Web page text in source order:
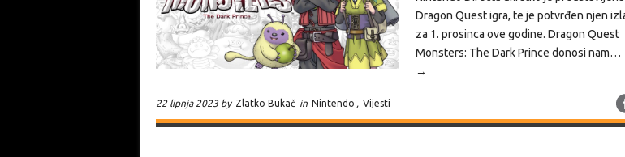
Dragon Quest igra, te je potvrđen njen
za 1. prosinca ove godine. Dragon Quest
Monsters: The Dark Prince donosi nam…
→
22 lipnja 2023 by Zlatko Bukač in Nintendo , Vijesti